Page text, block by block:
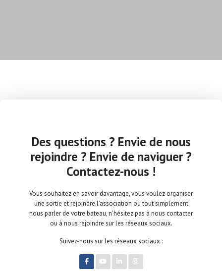
Des questions ? Envie de nous
rejoindre ? Envie de naviguer ?
Contactez-nous !
Vous souhaitez en savoir davantage, vous voulez organiser
une sortie et rejoindre l'association ou tout simplement
nous parler de votre bateau, n'hésitez pas à nous contacter
ou à nous rejoindre sur les réseaux sociaux.
Suivez-nous sur les réseaux sociaux :